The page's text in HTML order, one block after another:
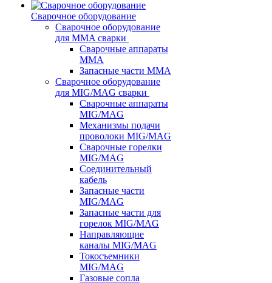
Сварочное оборудование
Сварочное оборудование
для MMA сварки
Сварочные аппараты
MMA
Запасные части MMA
Сварочное оборудование
для MIG/MAG сварки
Сварочные аппараты
MIG/MAG
Механизмы подачи
проволоки MIG/MAG
Сварочные горелки
MIG/MAG
Соединительный
кабель
Запасные части
MIG/MAG
Запасные части для
горелок MIG/MAG
Направляющие
каналы MIG/MAG
Токосъемники
MIG/MAG
Газовые сопла